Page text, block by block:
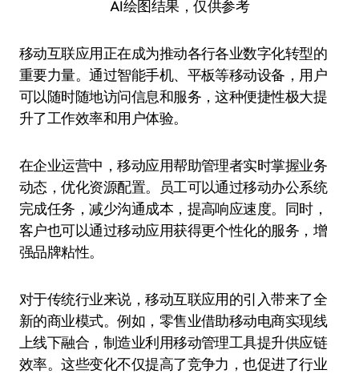
AI绘图结果，仅供参考
移动互联应用正在成为推动各行各业数字化转型的
重要力量。通过智能手机、平板等移动设备，用户
可以随时随地访问信息和服务，这种便捷性极大提
升了工作效率和用户体验。
在企业运营中，移动应用帮助管理者实时掌握业务
动态，优化资源配置。员工可以通过移动办公系统
完成任务，减少沟通成本，提高响应速度。同时，
客户也可以通过移动应用获得更个性化的服务，增
强品牌粘性。
对于传统行业来说，移动互联应用的引入带来了全
新的商业模式。例如，零售业借助移动电商实现线
上线下融合，制造业利用移动管理工具提升供应链
效率。这些变化不仅提高了竞争力，也促进了行业